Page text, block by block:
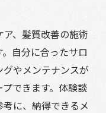
、髪質改善の施術
自分に合ったサロ
やメンテナンスが
できます。体験談
に、納得できるメ